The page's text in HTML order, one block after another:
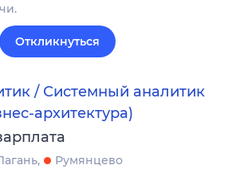
Откликнуться
/ Системный аналитик
архитектура)
Румянцево